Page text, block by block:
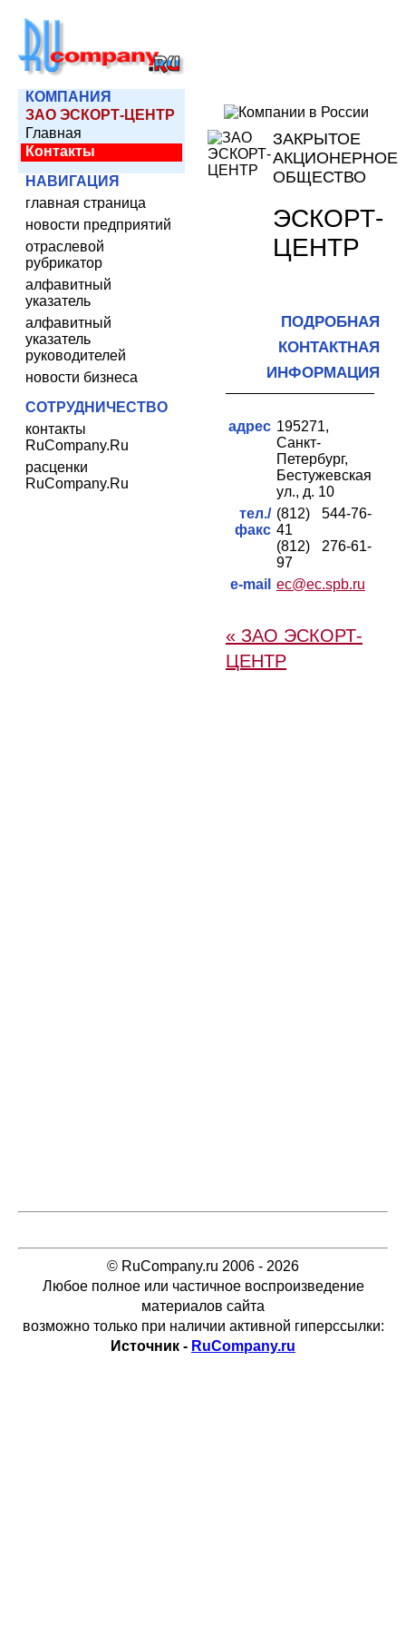
КОМПАНИЯ
ЗАО ЭСКОРТ-ЦЕНТР
Главная
Контакты
НАВИГАЦИЯ
главная страница
новости предприятий
отраслевой
рубрикатор
алфавитный
указатель
алфавитный
указатель
руководителей
новости бизнеса
СОТРУДНИЧЕСТВО
контакты
RuCompany.Ru
расценки
RuCompany.Ru
ЗАКРЫТОЕ
АКЦИОНЕРНОЕ
ОБЩЕСТВО
ЭСКОРТ-
ЦЕНТР
ПОДРОБНАЯ
КОНТАКТНАЯ
ИНФОРМАЦИЯ
адрес 195271,
Санкт-
Петербург,
Бестужевская
ул., д. 10
тел./
факс
(812) 544-76-
41
(812) 276-61-
97
e-mail ec@ec.spb.ru
« ЗАО ЭСКОРТ-
ЦЕНТР
© RuCompany.ru 2006 - 2026
Любое полное или частичное воспроизведение
материалов сайта
возможно только при наличии активной гиперссылки:
Источник - RuCompany.ru